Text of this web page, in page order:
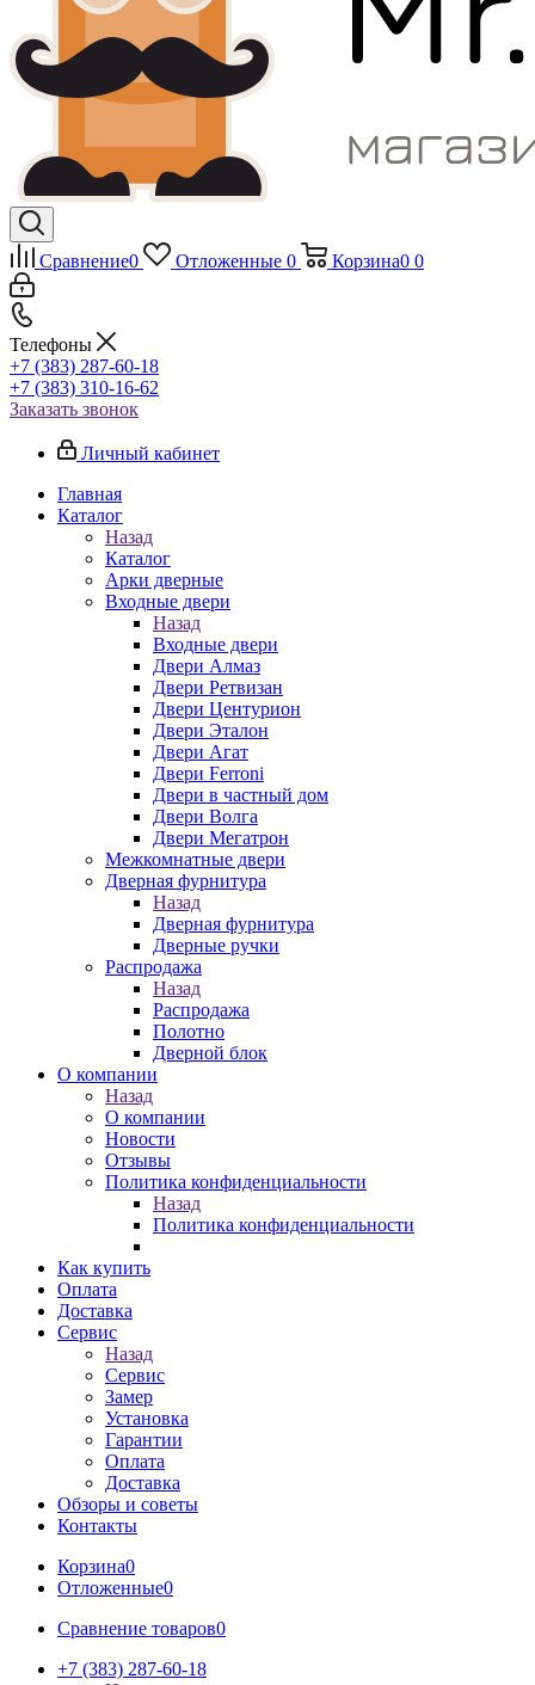
Сравнение0 Отложенные 0 Корзина0 0
Телефоны
+7 (383) 287-60-18
+7 (383) 310-16-62
Заказать звонок
Личный кабинет
Главная
Каталог
Назад
Каталог
Арки дверные
Входные двери
Назад
Входные двери
Двери Алмаз
Двери Ретвизан
Двери Центурион
Двери Эталон
Двери Агат
Двери Ferroni
Двери в частный дом
Двери Волга
Двери Мегатрон
Межкомнатные двери
Дверная фурнитура
Назад
Дверная фурнитура
Дверные ручки
Распродажа
Назад
Распродажа
Полотно
Дверной блок
О компании
Назад
О компании
Новости
Отзывы
Политика конфиденциальности
Назад
Политика конфиденциальности
Как купить
Оплата
Доставка
Сервис
Назад
Сервис
Замер
Установка
Гарантии
Оплата
Доставка
Обзоры и советы
Контакты
Корзина0
Отложенные0
Сравнение товаров0
+7 (383) 287-60-18